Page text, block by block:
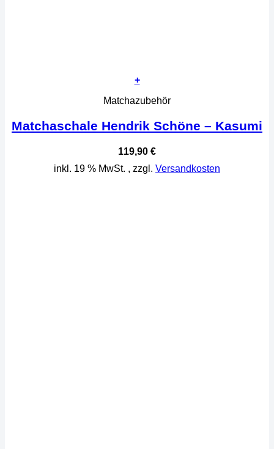
+
Matchazubehör
Matchaschale Hendrik Schöne – Kasumi
119,90 €
inkl. 19 % MwSt. , zzgl. Versandkosten